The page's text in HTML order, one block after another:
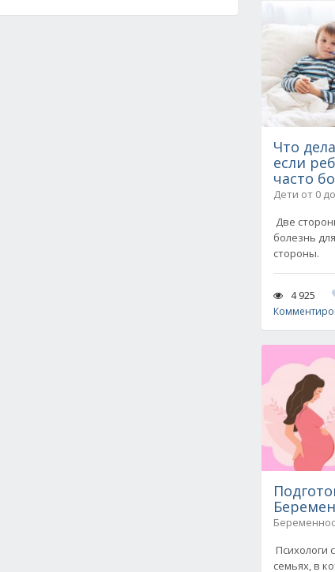
Что
если
часто
Дети от 0
Две
болезнь
стороны.
4 925
Психологи
семьях, в